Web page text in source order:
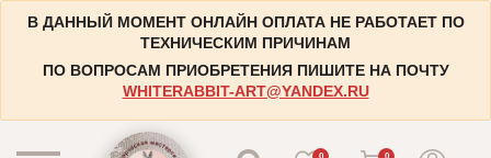
В ДАННЫЙ МОМЕНТ ОНЛАЙН ОПЛАТА НЕ РАБОТАЕТ ПО
ТЕХНИЧЕСКИМ ПРИЧИНАМ
ПО ВОПРОСАМ ПРИОБРЕТЕНИЯ ПИШИТЕ НА ПОЧТУ
WHITERABBIT-ART@YANDEX.RU
0 0